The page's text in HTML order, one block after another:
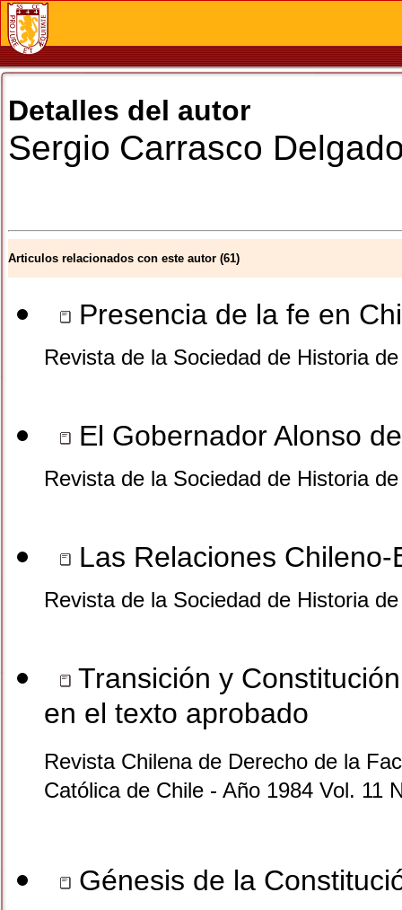
Detalles del autor
Sergio Carrasco
Articulos relacionados con este autor (61)
Presencia de la fe en
Revista de la Sociedad de Historia
El Gobernador Alonso
Revista de la Sociedad de Historia
Las Relaciones Chileno-
Revista de la Sociedad de Historia
Transición y
en el texto aprobado
Revista Chilena de Derecho de la
Católica de Chile - Año 1984 Vol. 11
Génesis de la